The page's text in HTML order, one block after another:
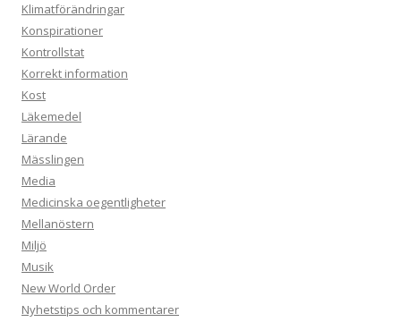
Klimatförändringar
Konspirationer
Kontrollstat
Korrekt information
Kost
Läkemedel
Lärande
Mässlingen
Media
Medicinska oegentligheter
Mellanöstern
Miljö
Musik
New World Order
Nyhetstips och kommentarer